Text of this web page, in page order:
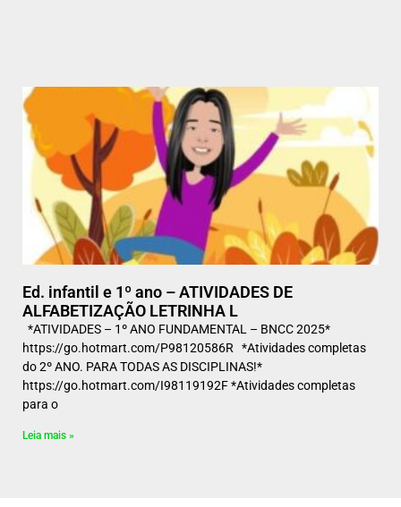
Ed. infantil e 1º ano – ATIVIDADES DE
ALFABETIZAÇÃO LETRINHA L
*ATIVIDADES – 1º ANO FUNDAMENTAL – BNCC 2025*
https://go.hotmart.com/P98120586R *Atividades completas
do 2º ANO. PARA TODAS AS DISCIPLINAS!*
https://go.hotmart.com/I98119192F *Atividades completas
para o
Leia mais »